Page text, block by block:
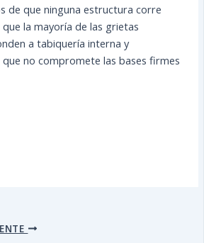
de que ninguna estructura corre
la mayoría de las grietas
a tabiquería interna y
no compromete las bases firmes